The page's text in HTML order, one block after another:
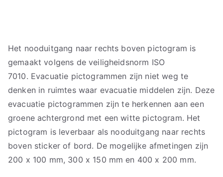
Het nooduitgang naar rechts boven pictogram is
gemaakt volgens de veiligheidsnorm ISO
7010. Evacuatie pictogrammen zijn niet weg te
denken in ruimtes waar evacuatie middelen zijn. Deze
evacuatie pictogrammen zijn te herkennen aan een
groene achtergrond met een witte pictogram. Het
pictogram is leverbaar als nooduitgang naar rechts
boven sticker of bord. De mogelijke afmetingen zijn
200 x 100 mm, 300 x 150 mm en 400 x 200 mm.